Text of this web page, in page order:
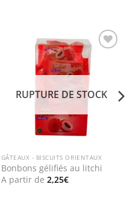
wishlist
RUPTURE DE STOCK
GÂTEAUX - BISCUITS ORIENTAUX
Bonbons gélifiés au litchi
A partir de 2,25€